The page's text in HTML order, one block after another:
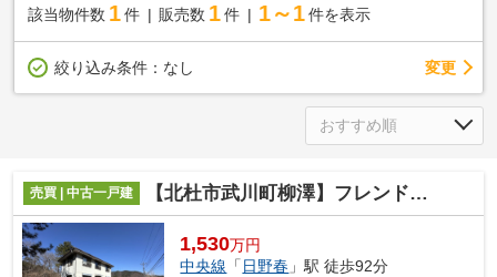
該当物件数 1件 販売数 1 件 1～1 件を表示
絞り込み条件： なし 変更
売買 | 中古一戸建 【北杜市武川町柳澤】フレンドパーク武川に近い４LDK
1,530万円
中央線 「 日野春 」駅 徒歩92分